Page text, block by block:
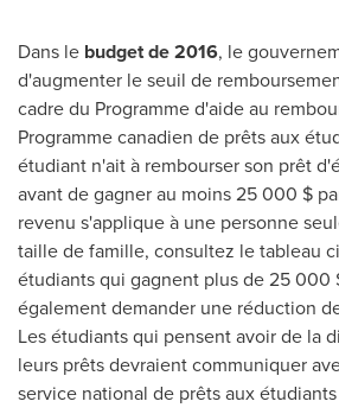
Dans le budget de2016, le
d'augmenter le seuil de
cadre du Programme d'aide au
Programme canadien de prêts aux
étudiant n'ait à rembourser son prêt
avant de gagner au moins 25 000 $
revenu s'applique à une personne
taille de famille, consultez le tableau
étudiants qui gagnent plus de 25 000
également demander une réduction
Les étudiants qui pensent avoir de la
leurs prêts devraient communiquer
service national de prêts aux